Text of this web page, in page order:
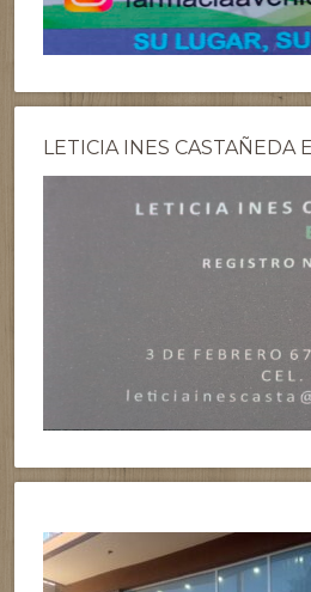
LETICIA INES CASTAÑEDA